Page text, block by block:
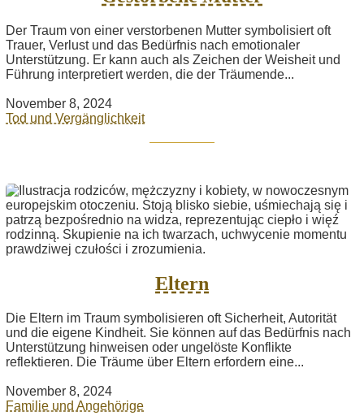
Der Traum von einer verstorbenen Mutter symbolisiert oft
Trauer, Verlust und das Bedürfnis nach emotionaler
Unterstützung. Er kann auch als Zeichen der Weisheit und
Führung interpretiert werden, die der Träumende...
November 8, 2024
Tod und Vergänglichkeit
Eltern
Die Eltern im Traum symbolisieren oft Sicherheit, Autorität
und die eigene Kindheit. Sie können auf das Bedürfnis nach
Unterstützung hinweisen oder ungelöste Konflikte
reflektieren. Die Träume über Eltern erfordern eine...
November 8, 2024
Familie und Angehörige